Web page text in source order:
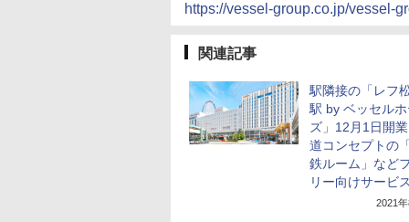
https://vessel-group.co.jp/vessel-
関連記事
駅隣接の「レフ
駅 by ベッセル
ズ」12月1日開
道コンセプトの
鉄ルーム」など
リー向けサービ
2021